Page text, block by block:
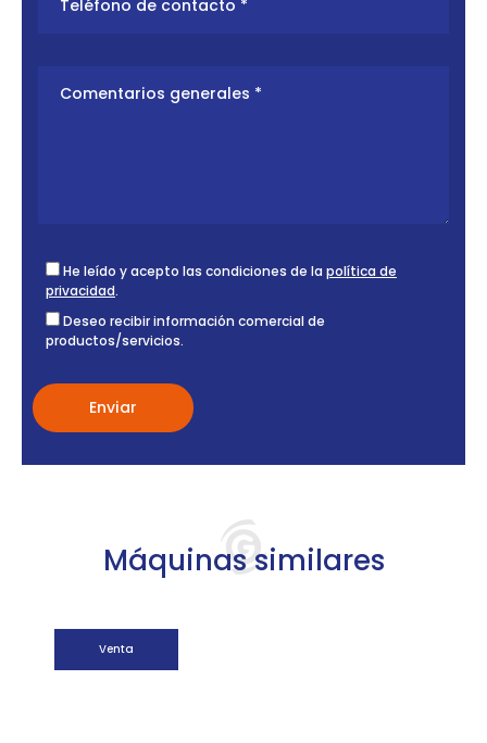
He leído y acepto las condiciones de la política de
privacidad.
Deseo recibir información comercial de
productos/servicios.
Máquinas similares
Venta